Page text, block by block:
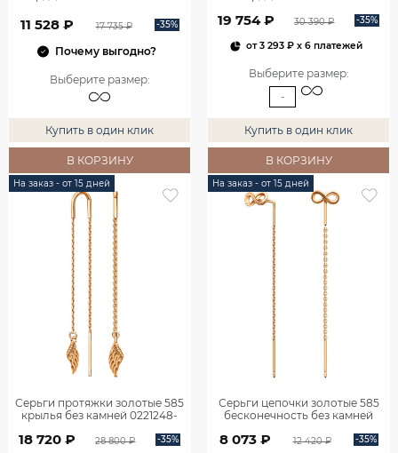
11 528 ₽ 17 735 ₽ -35%
Почему выгодно?
Выберите размер:
Купить в один клик
В КОРЗИНУ
19 754 ₽ 30 390 ₽ -35%
от3 293 ₽x 6 платежей
Выберите размер:
-
Купить в один клик
В КОРЗИНУ
На заказ - от 15 дней
Серьги протяжки золотые 585
крылья без камней 0221248-
18 720 ₽ 28 800 ₽ -35%
На заказ - от 15 дней
Серьги цепочки золотые 585
бесконечность без камней
8 073 ₽ 12 420 ₽ -35%